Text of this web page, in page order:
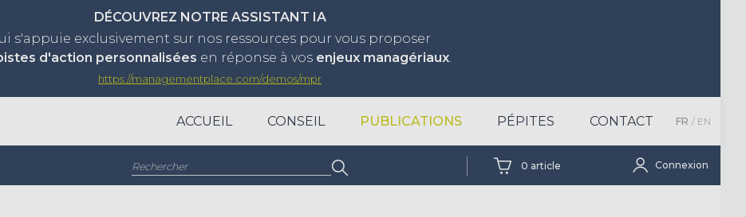
DÉCOUVREZ NOTRE ASSISTANT IA
s'appuie exclusivement sur nos ressources pour vous proposer
d'action personnalisées en réponse à vos enjeux managériaux.
https://managementplace.com/demos/mpr
ACCUEIL CONSEIL PUBLICATIONS PÉPITES CONTACT FR EN
Rechercher : 0 article Connexion